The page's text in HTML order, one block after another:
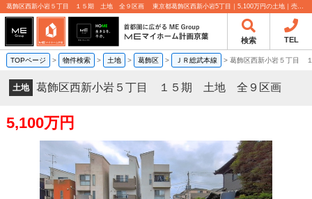
葛飾区西新小岩５丁目 １５期 土地 全９区画 東京都葛飾区西新小岩5丁目｜5,100万円の土地｜売地や分譲地情報｜MEマイホーム計画京葉株式会社
検索 TEL
TOPページ > 物件検索 > 土地 > 葛飾区 > ＪＲ総武本線 > 葛飾区西新小岩５丁
土地 葛飾区西新小岩５丁目 １５期 土地 全９区画
5,100万円